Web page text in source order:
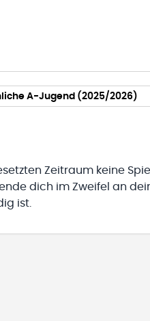
A-Jugend (2025/2026)
Zeitraum keine
dich im Zweifel an
ist.